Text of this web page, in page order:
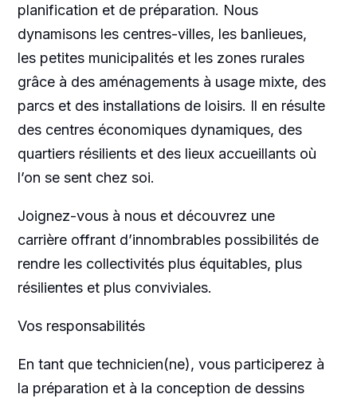
planification et de préparation. Nous
dynamisons les centres-villes, les banlieues,
les petites municipalités et les zones rurales
grâce à des aménagements à usage mixte, des
parcs et des installations de loisirs. Il en résulte
des centres économiques dynamiques, des
quartiers résilients et des lieux accueillants où
l’on se sent chez soi.
Joignez-vous à nous et découvrez une
carrière offrant d’innombrables possibilités de
rendre les collectivités plus équitables, plus
résilientes et plus conviviales.
Vos responsabilités
En tant que technicien(ne), vous participerez à
la préparation et à la conception de dessins